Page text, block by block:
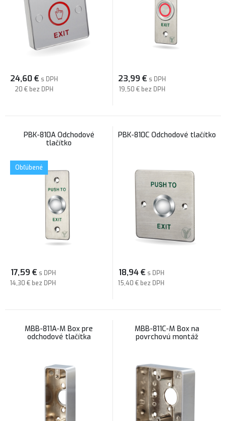
24,60 € s DPH
20 € bez DPH
23,99 € s DPH
19,50 € bez DPH
PBK-810A Odchodové
tlačítko
Obľúbené
17,59 € s DPH
14,30 € bez DPH
PBK-810C Odchodové tlačítko
18,94 € s DPH
15,40 € bez DPH
MBB-811A-M Box pre
odchodové tlačítka
MBB-811C-M Box na
povrchovú montáž